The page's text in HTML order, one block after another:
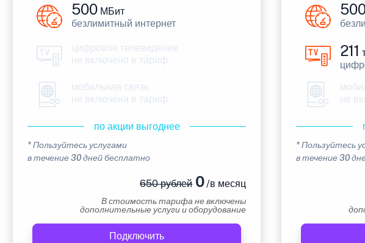
500 МБит
безлимитный интернет
цифровое телевидение
не включено в тариф
мобильная связь
не включена в тариф
по акции выгоднее
* Пользуйтесь услугами
в течение 30 дней бесплатно
650 рублей0/в месяц
В стоимость тарифа не включены
дополнительные услуги и оборудование
Подключить
211
не
* Пользуйтесь
в течение 30